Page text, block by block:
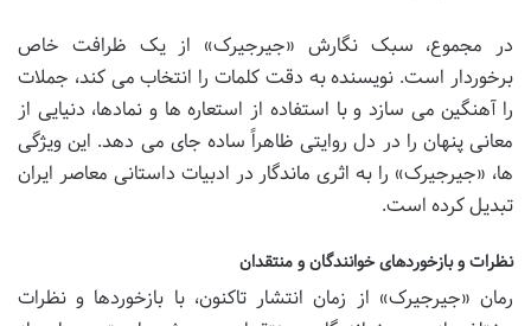
در مجموع، سبک نگارش «جیرجیرک» از یک ظرافت خاص
برخوردار است. نویسنده به دقت کلمات را انتخاب می کند، جملات
را آهنگین می سازد و با استفاده از استعاره ها و نمادها، دنیایی از
معانی پنهان را در دل روایتی ظاهراً ساده جای می دهد. این ویژگی
ها، «جیرجیرک» را به اثری ماندگار در ادبیات داستانی معاصر ایران
تبدیل کرده است.
نظرات و بازخوردهای خوانندگان و منتقدان
رمان «جیرجیرک» از زمان انتشار تاکنون، با بازخوردها و نظرات